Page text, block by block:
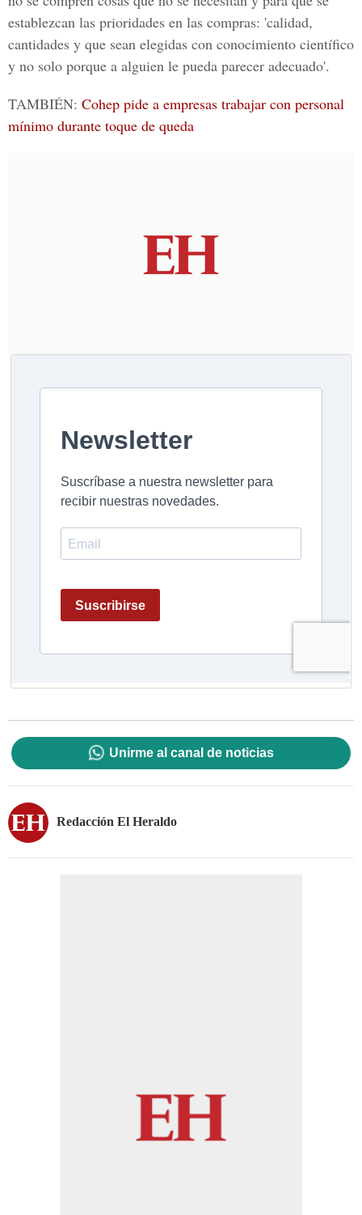
establezcan las prioridades en las compras: 'calidad,
cantidades y que sean elegidas con conocimiento científico
y no solo porque a alguien le pueda parecer adecuado'.
TAMBIÉN: Cohep pide a empresas trabajar con personal
mínimo durante toque de queda
Unirme al canal de noticias
Redacción El Heraldo